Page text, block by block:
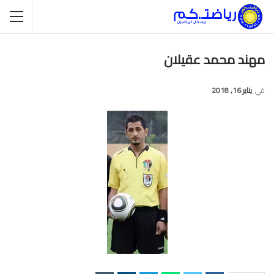
مهند محمد عقيلان
في يناير 16, 2018